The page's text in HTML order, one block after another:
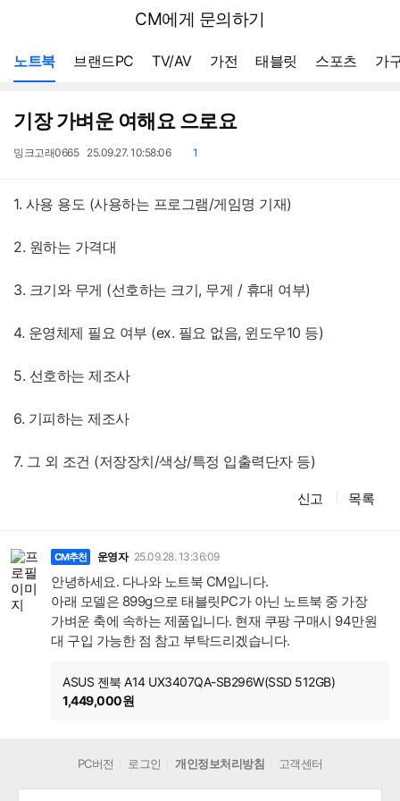
다나와
CM에게 문의하기
노트북 브랜드PC TV/AV 가전 태블릿 스포츠 가
기장 가벼운 여해요 으로요
작
밍크고래0665
작
25.09.27. 10:58:06
댓1
1. 사용 용도 (사용하는 프로그램/게임명 기재)
2. 원하는 가격대
3. 크기와 무게 (선호하는 크기, 무게 / 휴대 여부)
4. 운영체제 필요 여부 (ex. 필요 없음, 윈도우10 등)
5. 선호하는 제조사
6. 기피하는 제조사
7. 그 외 조건 (저장장치/색상/특정 입출력단자 등)
신고 목록
글
CM추천 운영자 25.09.28. 13:36:09
안녕하세요. 다나와 노트북 CM입니다.
아래 모델은 899g으로 태블릿PC가 아닌 노트북 중 가장
가벼운 축에 속하는 제품입니다. 현재 쿠팡 구매시 94만원
대 구입 가능한 점 참고 부탁드리겠습니다.
ASUS 젠북 A14 UX3407QA-SB296W(SSD 512GB)
1,449,000원
PC버전 로그인 개인정보처리방침 고객센터